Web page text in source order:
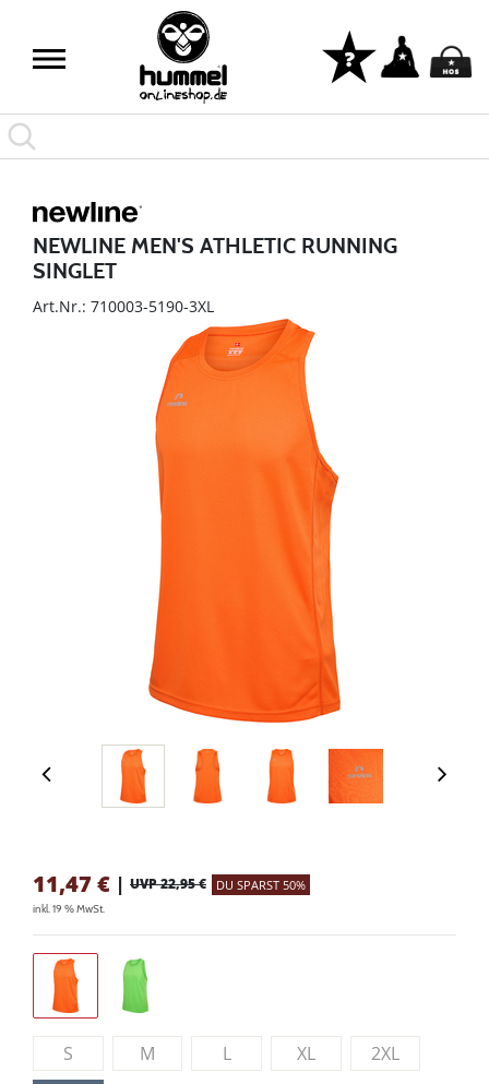
NEWLINE MEN'S ATHLETIC RUNNING
SINGLET
Art.Nr.: 710003-5190-3XL
11,47 € | UVP 22,95 € DU SPARST 50%
inkl. 19 % MwSt.
S M L XL
2XL